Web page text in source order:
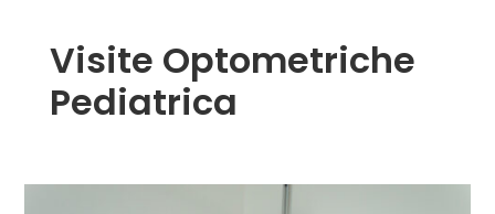
Visite Optometriche
Pediatrica